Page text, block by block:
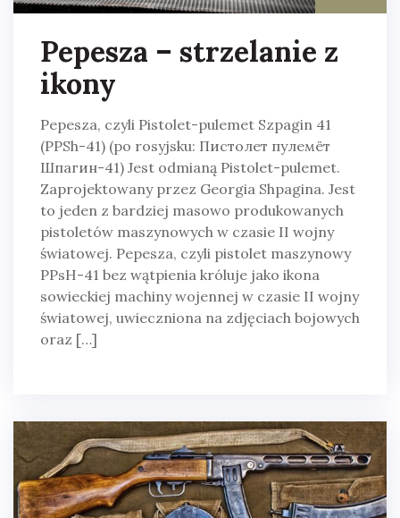
Pepesza – strzelanie z
ikony
Pepesza, czyli Pistolet-pulemet Szpagin 41
(PPSh-41) (po rosyjsku: Пистолет пулемёт
Шпагин-41) Jest odmianą Pistolet-pulemet.
Zaprojektowany przez Georgia Shpagina. Jest
to jeden z bardziej masowo produkowanych
pistoletów maszynowych w czasie II wojny
światowej. Pepesza, czyli pistolet maszynowy
PPsH-41 bez wątpienia króluje jako ikona
sowieckiej machiny wojennej w czasie II wojny
światowej, uwieczniona na zdjęciach bojowych
oraz […]